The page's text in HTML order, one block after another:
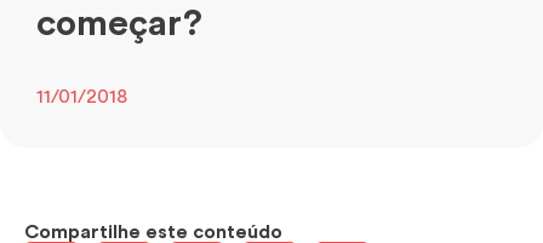
começar?
11/01/2018
Compartilhe este conteúdo